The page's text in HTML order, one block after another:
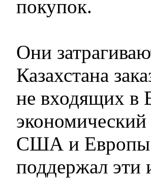
покупок.
Они
Казахстана
не входящих в
США и Европы.
поддержал эти